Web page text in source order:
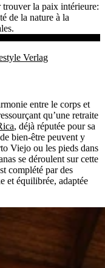
la paix intérieure:
de la nature à la
Verlag
entre le corps et
qu’une retraite
, déjà réputée pour sa
bien-être peuvent y
Viejo ou les pieds dans
se déroulent sur cette
complété par des
et équilibrée, adaptée